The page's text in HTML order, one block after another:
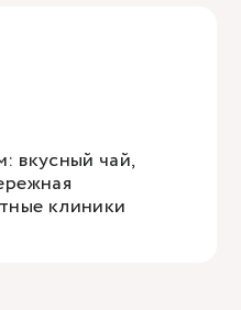
вкусный чай,
клиники